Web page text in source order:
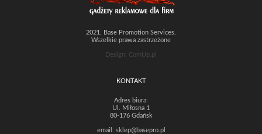
2021. Base Promotion Services.
Wszelkie prawa zastrzeżone
Design: ComUp.pl
KONTAKT
Adres biura:
Ul. Miłosna 1
80-176 Gdańsk
email: sklep@basepro.pl